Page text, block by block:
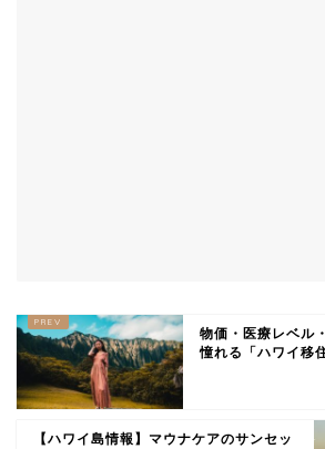
物価・医療レベル
憧れる「ハワイ移
【ハワイ島情報】マウナケアのサンセッ